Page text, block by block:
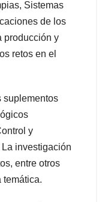
Sistemas
de los
producción y
retos en el
suplementos
y
investigación
entre otros
temática.